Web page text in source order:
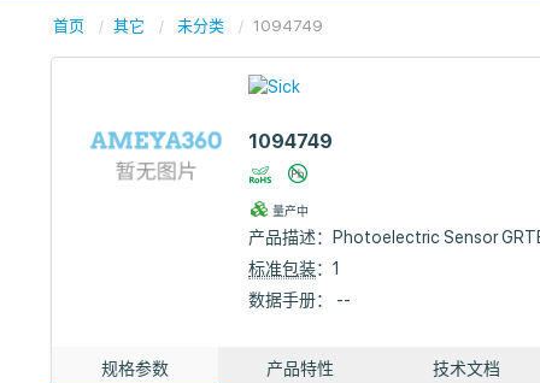
首页 其它 未分类 1094749
1094749
量产中
产品描述：
Photoelectric Sensor
标准包装：1
数据手册： --
规格参数 产品特性 技术文档